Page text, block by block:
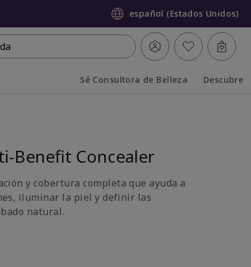
español (Estados Unidos)
Sé Consultora de Belleza Descubre
Benefit Concealer
y cobertura completa que ayuda a
iluminar la piel y definir las
natural.